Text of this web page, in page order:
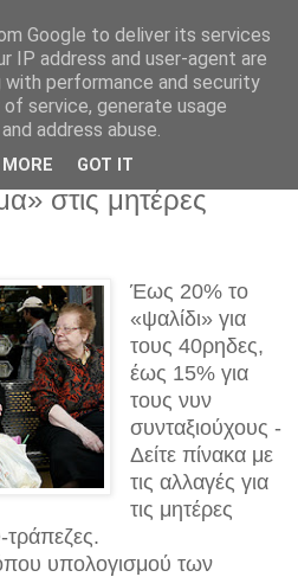
για τους
στις μητέρες
Έως 20% το
«ψαλίδι» για
τους 40ρηδες,
έως 15% για
τους νυν
συνταξιούχους -
Δείτε πίνακα με
τις αλλαγές για
τις μητέρες
υπολογισμού των
Google to deliver its services
IP address and user-agent are
with performance and security
service, generate usage
address abuse.
GOT IT